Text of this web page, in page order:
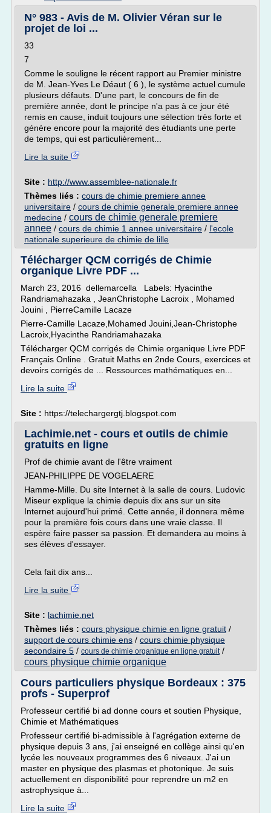
N° 983 - Avis de M. Olivier Véran sur le
projet de loi ...
33
7
Comme le souligne le récent rapport au Premier ministre
de M. Jean-Yves Le Déaut ( 6 ), le système actuel cumule
plusieurs défauts. D'une part, le concours de fin de
première année, dont le principe n'a pas à ce jour été
remis en cause, induit toujours une sélection très forte et
génère encore pour la majorité des étudiants une perte
de temps, qui est particulièrement...
Lire la suite
Site : http://www.assemblee-nationale.fr
Thèmes liés : cours de chimie premiere annee
universitaire / cours de chimie generale premiere annee
medecine / cours de chimie generale premiere
annee / cours de chimie 1 annee universitaire / l'ecole
nationale superieure de chimie de lille
Télécharger QCM corrigés de Chimie
organique Livre PDF ...
March 23, 2016 dellemarcella Labels: Hyacinthe
Randriamahazaka , JeanChristophe Lacroix , Mohamed
Jouini , PierreCamille Lacaze
Pierre-Camille Lacaze,Mohamed Jouini,Jean-Christophe
Lacroix,Hyacinthe Randriamahazaka
Télécharger QCM corrigés de Chimie organique Livre PDF
Français Online . Gratuit Maths en 2nde Cours, exercices et
devoirs corrigés de ... Ressources mathématiques en...
Lire la suite
Site : https://telechargergtj.blogspot.com
Lachimie.net - cours et outils de chimie
gratuits en ligne
Prof de chimie avant de l'être vraiment
JEAN-PHILIPPE DE VOGELAERE
Hamme-Mille. Du site Internet à la salle de cours. Ludovic
Miseur explique la chimie depuis dix ans sur un site
Internet aujourd'hui primé. Cette année, il donnera même
pour la première fois cours dans une vraie classe. Il
espère faire passer sa passion. Et demandera au moins à
ses élèves d'essayer.
Cela fait dix ans...
Lire la suite
Site : lachimie.net
Thèmes liés : cours physique chimie en ligne gratuit /
support de cours chimie ens / cours chimie physique
secondaire 5 / cours de chimie organique en ligne gratuit/
cours physique chimie organique
Cours particuliers physique Bordeaux : 375
profs - Superprof
Professeur certifié bi ad donne cours et soutien Physique,
Chimie et Mathématiques
Professeur certifié bi-admissible à l'agrégation externe de
physique depuis 3 ans, j'ai enseigné en collège ainsi qu'en
lycée les nouveaux programmes des 6 niveaux. J'ai un
master en physique des plasmas et photonique. Je suis
actuellement en disponibilité pour reprendre un m2 en
astrophysique à...
Lire la suite